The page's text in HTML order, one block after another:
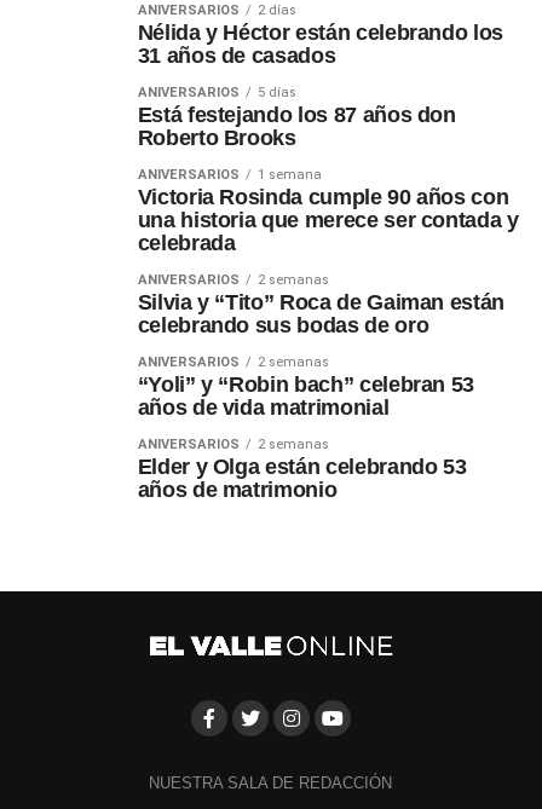
ANIVERSARIOS 2 días
Nélida y Héctor están celebrando los
31 años de casados
ANIVERSARIOS 5 días
Está festejando los 87 años don
Roberto Brooks
ANIVERSARIOS 1 semana
Victoria Rosinda cumple 90 años con
una historia que merece ser contada y
celebrada
ANIVERSARIOS 2 semanas
Silvia y “Tito” Roca de Gaiman están
celebrando sus bodas de oro
ANIVERSARIOS 2 semanas
“Yoli” y “Robin bach” celebran 53
años de vida matrimonial
ANIVERSARIOS 2 semanas
Elder y Olga están celebrando 53
años de matrimonio
NUESTRA SALA DE REDACCIÓN